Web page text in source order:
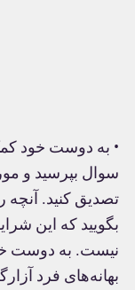
• به دوست خود
سوال بپرسید و
تصدیق کنید. آنچه
بگویید که این
نیست. به دوست
بهانه‌های فرد